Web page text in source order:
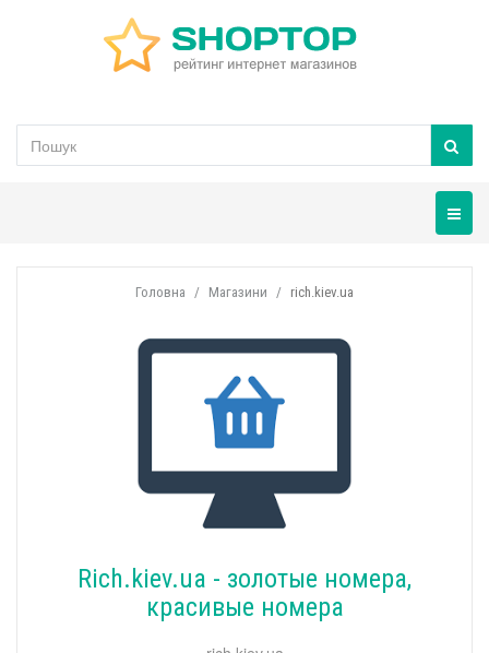
Головна Магазини rich.kiev.ua
Rich.kiev.ua - золотые номера,
красивые номера